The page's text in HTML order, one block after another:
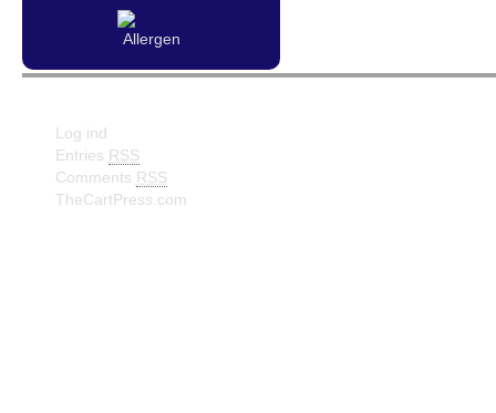
Log ind
Entries RSS
Comments RSS
TheCartPress.com